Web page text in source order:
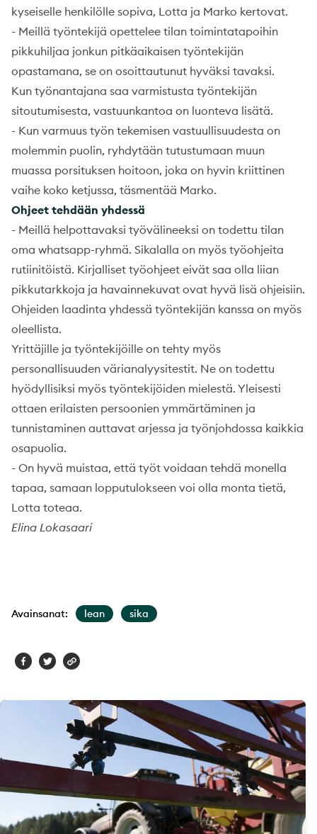
kyseiselle henkilölle sopiva, Lotta ja Marko kertovat.
- Meillä työntekijä opettelee tilan toimintatapoihin
pikkuhiljaa jonkun pitkäaikaisen työntekijän
opastamana, se on osoittautunut hyväksi tavaksi.
Kun työnantajana saa varmistusta työntekijän
sitoutumisesta, vastuunkantoa on luonteva lisätä.
- Kun varmuus työn tekemisen vastuullisuudesta on
molemmin puolin, ryhdytään tutustumaan muun
muassa porsituksen hoitoon, joka on hyvin kriittinen
vaihe koko ketjussa, täsmentää Marko.
Ohjeet tehdään yhdessä
- Meillä helpottavaksi työvälineeksi on todettu tilan
oma whatsapp-ryhmä. Sikalalla on myös työohjeita
rutiinitöistä. Kirjalliset työohjeet eivät saa olla liian
pikkutarkkoja ja havainnekuvat ovat hyvä lisä ohjeisiin.
Ohjeiden laadinta yhdessä työntekijän kanssa on myös
oleellista.
Yrittäjille ja työntekijöille on tehty myös
personallisuuden värianalyysitestit. Ne on todettu
hyödyllisiksi myös työntekijöiden mielestä. Yleisesti
ottaen erilaisten persoonien ymmärtäminen ja
tunnistaminen auttavat arjessa ja työnjohdossa kaikkia
osapuolia.
- On hyvä muistaa, että työt voidaan tehdä monella
tapaa, samaan lopputulokseen voi olla monta tietä,
Lotta toteaa.
Elina Lokasaari
Avainsanat: lean sika